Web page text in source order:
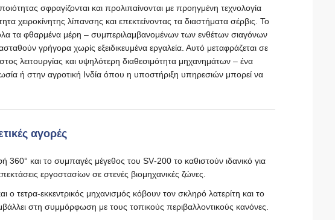
σφραγίζονται και προλιπαίνονται με προηγμένη τεχνολογία
χειροκίνητης λίπανσης και επεκτείνοντας τα διαστήματα σέρβις. Το
τα φθαρμένα μέρη – συμπεριλαμβανομένων των ενθέτων σιαγόνων
γρήγορα χωρίς εξειδικευμένα εργαλεία. Αυτό μεταφράζεται σε
λειτουργίας και υψηλότερη διαθεσιμότητα μηχανημάτων – ένα
ή στην αγροτική Ινδία όπου η υποστήριξη υπηρεσιών μπορεί να
αγορές
360° και το συμπαγές μέγεθος του SV‑200 το καθιστούν ιδανικό για
εργοστασίων σε στενές βιομηχανικές ζώνες.
ο τετρα-εκκεντρικός μηχανισμός κόβουν τον σκληρό λατερίτη και το
στη συμμόρφωση με τους τοπικούς περιβαλλοντικούς κανόνες.